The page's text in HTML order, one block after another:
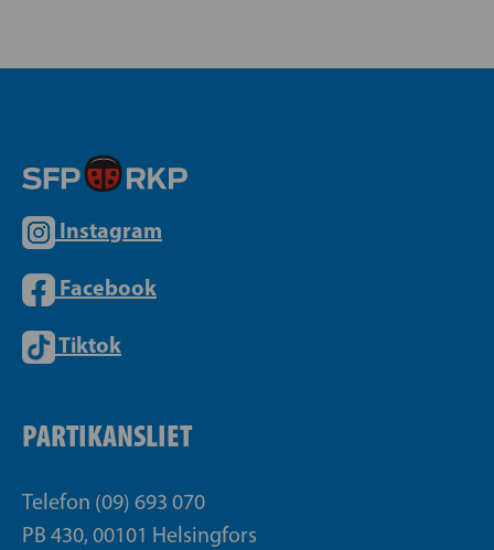
Instagram
Facebook
Tiktok
PARTIKANSLIET
Telefon (09) 693 070
PB 430, 00101 Helsingfors